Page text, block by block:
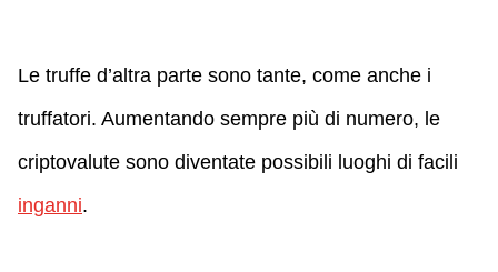
Le truffe d’altra parte sono tante, come anche i
truffatori. Aumentando sempre più di numero, le
criptovalute sono diventate possibili luoghi di facili
inganni.